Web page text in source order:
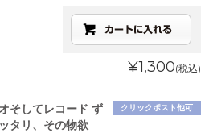
¥1,300(税込)
クリックポスト他可
そしてレコード ず
タリ、その物欲